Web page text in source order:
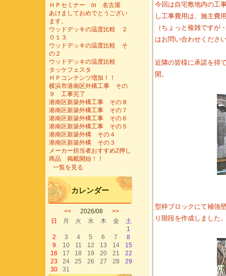
今回は自宅敷地内の工
し工事費用は、施主
（ちょっと複雑ですが
はお問い合わせくださ
近隣の皆様に承諾を得
開。
型枠ブロックにて補強
り階段を作成しました
ＨＰセミナー in 名古屋
あけましておめでとうござい
ます。
ウッドデッキの温度比較 ２
０１３
ウッドデッキの温度比較 そ
の２
ウッドデッキの温度比較
タッケフェスタ
ＨＰコンテンツ増加！！
横浜市港南区外構工事 その
９ 工事完了
港南区新築外構工事 その８
港南区新築外構工事 その７
港南区新築外構工事 その６
港南区新築外構工事 その５
港南区新築外構 その４
港南区新築外構 その３
メーカー担当者おすすめ2押し
商品 掲載開始！！
一覧を見る
カレンダー
<<2026/08 >>
日
月 火 水 木 金
土
1
2
3 4 5 6 7
8
9
10 11 12 13 14
15
16
17 18 19 20 21
22
23
24 25 26 27 28
29
30
31